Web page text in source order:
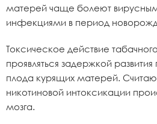
матерей чаще болеют
инфекциями в период
Токсическое действие
проявляться задержкой развития
плода курящих матерей.
никотиновой интоксикации
мозга.